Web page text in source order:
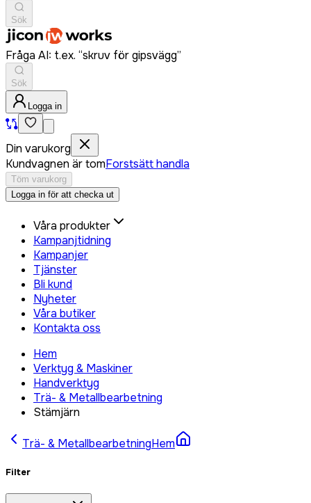
Sök
Fråga AI: t.ex. “skruv för gipsvägg”
Sök
Logga in
Din varukorg
Kundvagnen är tomForstsätt handla
Töm varukorg
Logga in för att checka ut
Våra produkter
Kampanjtidning
Kampanjer
Tjänster
Bli kund
Nyheter
Våra butiker
Kontakta oss
Hem
Verktyg & Maskiner
Handverktyg
Trä- & Metallbearbetning
Stämjärn
Trä- & MetallbearbetningHem
Filter